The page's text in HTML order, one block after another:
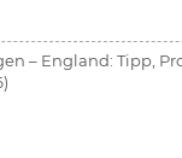
– England: Tipp,